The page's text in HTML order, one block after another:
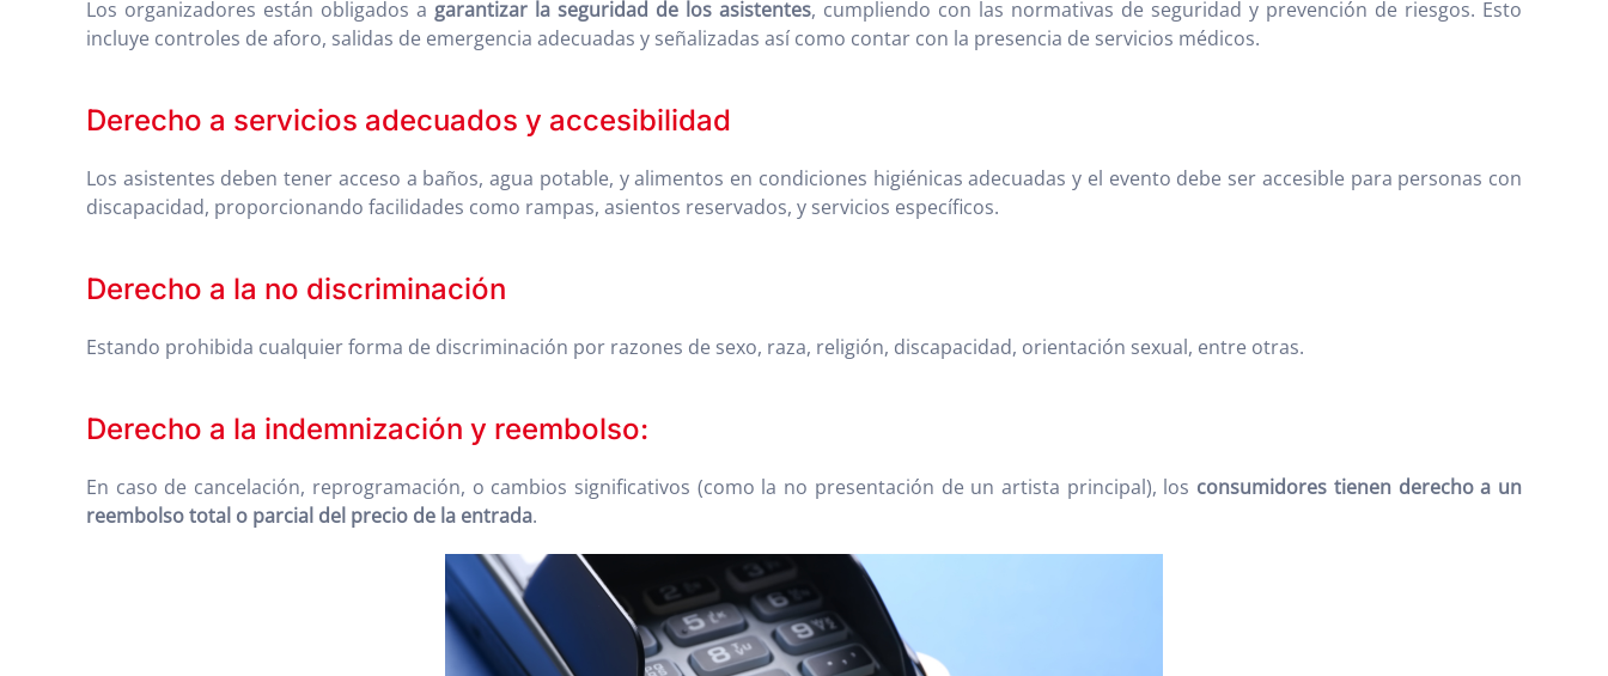
Los organizadores están obligados a garantizar la seguridad de los asistentes, cumpliendo con las normativas de seguridad y prevención de riesgos. Esto
incluye controles de aforo, salidas de emergencia adecuadas y señalizadas así como contar con la presencia de servicios médicos.
Derecho a servicios adecuados y accesibilidad
Los asistentes deben tener acceso a baños, agua potable, y alimentos en condiciones higiénicas adecuadas y el evento debe ser accesible para personas con
discapacidad, proporcionando facilidades como rampas, asientos reservados, y servicios específicos.
Derecho a la no discriminación
Estando prohibida cualquier forma de discriminación por razones de sexo, raza, religión, discapacidad, orientación sexual, entre otras.
Derecho a la indemnización y reembolso:
En caso de cancelación, reprogramación, o cambios significativos (como la no presentación de un artista principal), los consumidores tienen derecho a un
reembolso total o parcial del precio de la entrada.